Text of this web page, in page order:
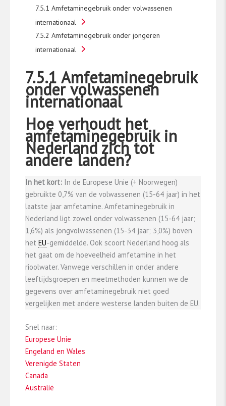
7.5.1 Amfetaminegebruik onder volwassenen
internationaal
7.5.2 Amfetaminegebruik onder jongeren
internationaal
7.5.1 Amfetaminegebruik
onder volwassenen
internationaal
Hoe verhoudt het
amfetaminegebruik in
Nederland zich tot
andere landen?
In het kort: In de Europese Unie (+ Noorwegen)
gebruikte 0,7% van de volwassenen (15-64 jaar) in het
laatste jaar amfetamine. Amfetaminegebruik in
Nederland ligt zowel onder volwassenen (15-64 jaar;
1,6%) als jongvolwassenen (15-34 jaar; 3,0%) boven
het EU-gemiddelde. Ook scoort Nederland hoog als
het gaat om de hoeveelheid amfetamine in het
rioolwater. Vanwege verschillen in onder andere
leeftijdsgroepen en meetmethoden kunnen we de
gegevens over amfetaminegebruik niet goed
vergelijken met andere westerse landen buiten de EU.
Snel naar:
Europese Unie
Engeland en Wales
Verenigde Staten
Canada
Australië